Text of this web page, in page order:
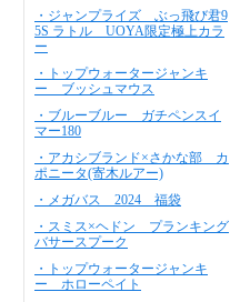
・ジャンプライズ ぶっ飛び君9
5S ラトル UOYA限定極上カラ
ー
・トップウォータージャンキ
ー ブッシュマウス
・ブルーブルー ガチペンスイ
マー180
・アカシブランド×さかな部 カ
ポニータ(寄木ルアー)
・メガバス 2024 福袋
・スミス×ヘドン プランキング
バサースプーク
・トップウォータージャンキ
ー ホローペイト